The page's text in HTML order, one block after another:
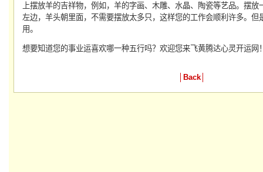
上摆放羊的吉祥物，例如，羊的字画、木雕、水晶、陶瓷等艺品。摆
左边，羊头朝里面，不需要摆放太多只，这样您的工作会顺利许多。但
用。
想要知道您的事业运喜欢哪一种五行吗？欢迎您来飞黄腾达心灵开运网
Back